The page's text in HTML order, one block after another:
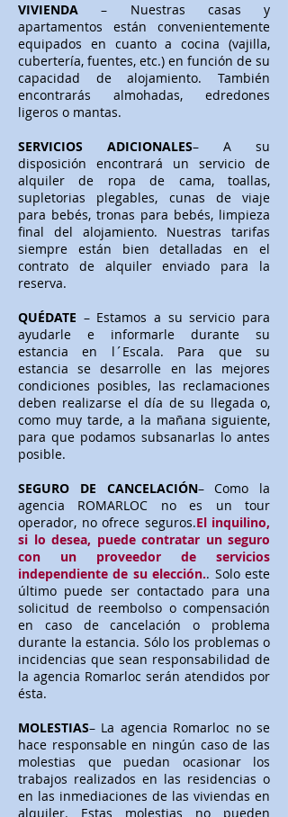
VIVIENDA – Nuestras casas y
apartamentos están convenientemente
equipados en cuanto a cocina (vajilla,
cubertería, fuentes, etc.) en función de su
capacidad de alojamiento. También
encontrarás almohadas, edredones
ligeros o mantas.
SERVICIOS ADICIONALES– A su
disposición encontrará un servicio de
alquiler de ropa de cama, toallas,
supletorias plegables, cunas de viaje
para bebés, tronas para bebés, limpieza
final del alojamiento. Nuestras tarifas
siempre están bien detalladas en el
contrato de alquiler enviado para la
reserva.
QUÉDATE – Estamos a su servicio para
ayudarle e informarle durante su
estancia en l´Escala. Para que su
estancia se desarrolle en las mejores
condiciones posibles, las reclamaciones
deben realizarse el día de su llegada o,
como muy tarde, a la mañana siguiente,
para que podamos subsanarlas lo antes
posible.
SEGURO DE CANCELACIÓN– Como la
agencia ROMARLOC no es un tour
operador, no ofrece seguros.El inquilino,
si lo desea, puede contratar un seguro
con un proveedor de servicios
independiente de su elección.. Solo este
último puede ser contactado para una
solicitud de reembolso o compensación
en caso de cancelación o problema
durante la estancia. Sólo los problemas o
incidencias que sean responsabilidad de
la agencia Romarloc serán atendidos por
ésta.
MOLESTIAS– La agencia Romarloc no se
hace responsable en ningún caso de las
molestias que puedan ocasionar los
trabajos realizados en las residencias o
en las inmediaciones de las viviendas en
alquiler. Estas molestias no pueden